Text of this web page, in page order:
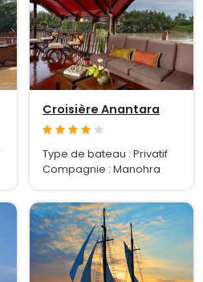
Croisière Anantara
Type de bateau : Privatif
Compagnie : Manohra